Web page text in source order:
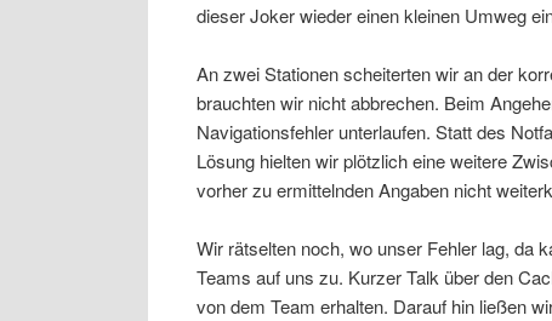
dieser Joker wieder einen kleinen Umweg
An zwei Stationen scheiterten wir an der
brauchten wir nicht abbrechen. Beim
Navigationsfehler unterlaufen. Statt des
Lösung hielten wir plötzlich eine weitere
vorher zu ermittelnden Angaben nicht
Wir rätselten noch, wo unser Fehler lag, da
Teams auf uns zu. Kurzer Talk über den
von dem Team erhalten. Darauf hin ließen